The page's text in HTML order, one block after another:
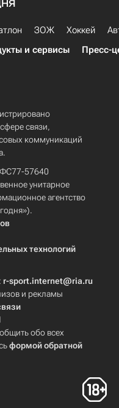
ЗОЖ Хоккей
и сервисы Пресс-
связи,
коммуникаций
ФС77-57640
унитарное
агентство
технологий
r-sport.internet@ria.ru
и рекламы
обо всех
формой обратной